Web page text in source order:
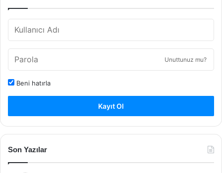
Unuttunuz mu?
Beni hatırla
Kayıt Ol
Son Yazılar